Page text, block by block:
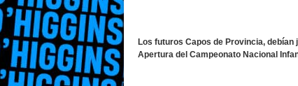
Los futuros Capos de Provincia,
Apertura del Campeonato Nacional